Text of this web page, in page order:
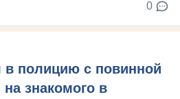
0
полицию с повинной
знакомого в